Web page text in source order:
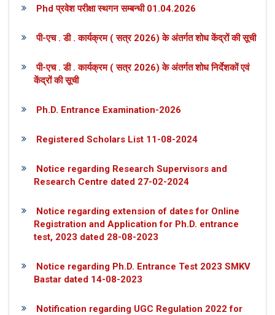
Phd प्रवेश परीक्षा स्थगन सम्बन्धी 01.04.2026
पी-एच . डी . कार्यक्रम ( सत्र 2026) के अंतर्गत शोध केंद्रों की सूची
पी-एच . डी . कार्यक्रम ( सत्र 2026) के अंतर्गत शोध निर्देशकों एवं
केंद्रों की सूची
Ph.D. Entrance Examination-2026
Registered Scholars List 11-08-2024
Notice regarding Research Supervisors and
Research Centre dated 27-02-2024
Notice regarding extension of dates for Online
Registration and Application for Ph.D. entrance
test, 2023 dated 28-08-2023
Notice regarding Ph.D. Entrance Test 2023 SMKV
Bastar dated 14-08-2023
Notification regarding UGC Regulation 2022 for